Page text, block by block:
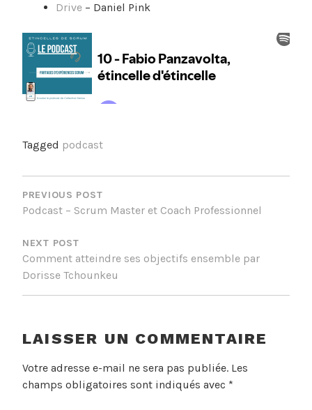
Drive – Daniel Pink
Tagged podcast
NAVIGATION
DE
L’ARTICLE
PREVIOUS POST
Podcast – Scrum Master et Coach Professionnel
NEXT POST
Comment atteindre ses objectifs ensemble par
Dorisse Tchounkeu
LAISSER UN COMMENTAIRE
Votre adresse e-mail ne sera pas publiée. Les
champs obligatoires sont indiqués avec *